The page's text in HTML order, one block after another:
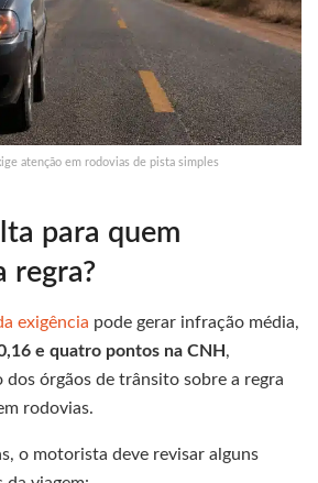
atenção em rodovias de pista simples
para quem
regra?
exigência pode gerar infração média,
e quatro pontos na CNH ,
órgãos de trânsito sobre a regra
rodovias.
o motorista deve revisar alguns